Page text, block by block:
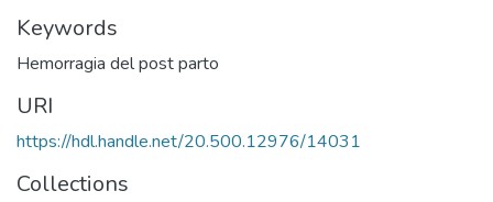
Keywords
Hemorragia del post parto
URI
https://hdl.handle.net/20.500.12976/14031
Collections